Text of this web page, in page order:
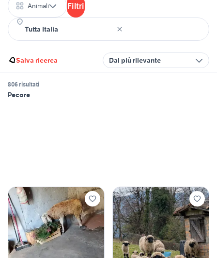
Animali Filtri
Salva ricerca Dal più rilevante
806 risultati
Pecore